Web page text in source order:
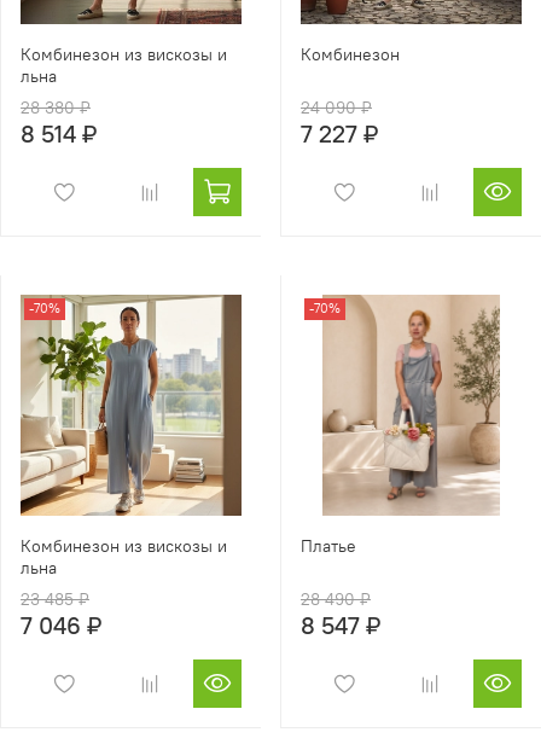
Комбинезон из вискозы и
льна
28 380 ₽
8 514 ₽
Комбинезон
24 090 ₽
7 227 ₽
-70%
Комбинезон из вискозы и
льна
23 485 ₽
7 046 ₽
-70%
Платье
28 490 ₽
8 547 ₽